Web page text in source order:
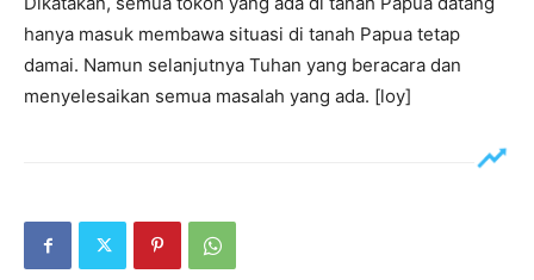
hanya masuk membawa situasi di tanah Papua tetap
damai. Namun selanjutnya Tuhan yang beracara dan
menyelesaikan semua masalah yang ada. [loy]